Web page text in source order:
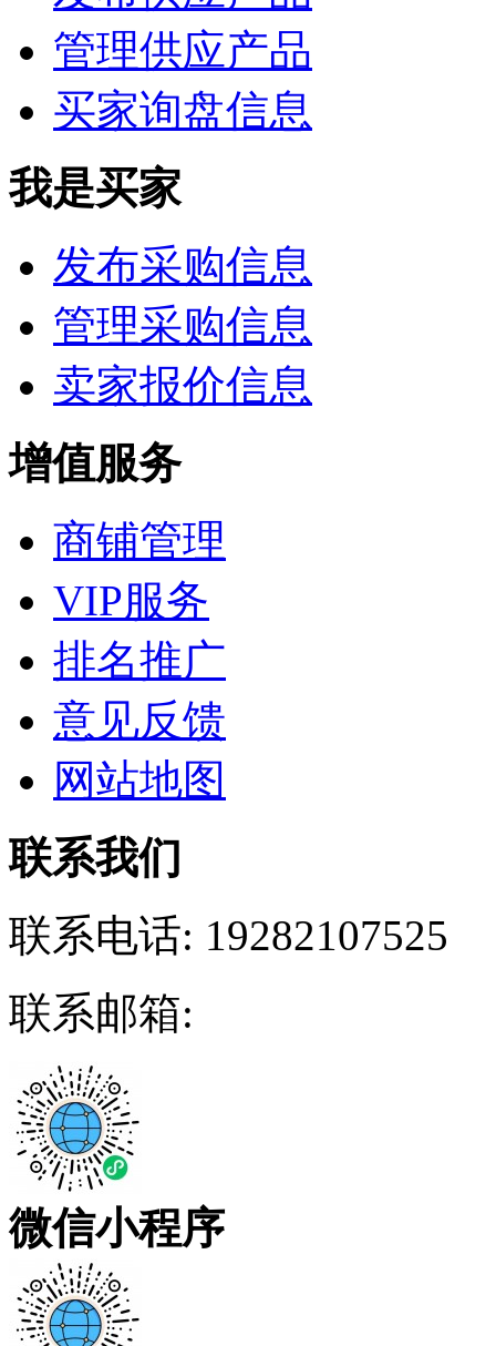
管理供应产品
买家询盘信息
我是买家
发布采购信息
管理采购信息
卖家报价信息
增值服务
商铺管理
VIP服务
排名推广
意见反馈
网站地图
联系我们
联系电话: 19282107525
联系邮箱:
微信小程序